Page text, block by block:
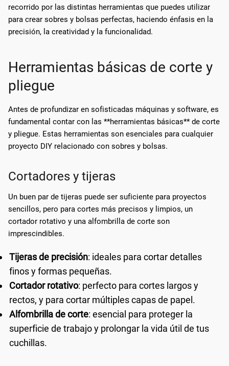
recorrido por las distintas herramientas que puedes utilizar
para crear sobres y bolsas perfectas, haciendo énfasis en la
precisión, la creatividad y la funcionalidad.
Herramientas básicas de corte y
pliegue
Antes de profundizar en sofisticadas máquinas y software, es
fundamental contar con las **herramientas básicas** de corte
y pliegue. Estas herramientas son esenciales para cualquier
proyecto DIY relacionado con sobres y bolsas.
Cortadores y tijeras
Un buen par de tijeras puede ser suficiente para proyectos
sencillos, pero para cortes más precisos y limpios, un
cortador rotativo y una alfombrilla de corte son
imprescindibles.
Tijeras de precisión: ideales para cortar detalles
finos y formas pequeñas.
Cortador rotativo: perfecto para cortes largos y
rectos, y para cortar múltiples capas de papel.
Alfombrilla de corte: esencial para proteger la
superficie de trabajo y prolongar la vida útil de tus
cuchillas.